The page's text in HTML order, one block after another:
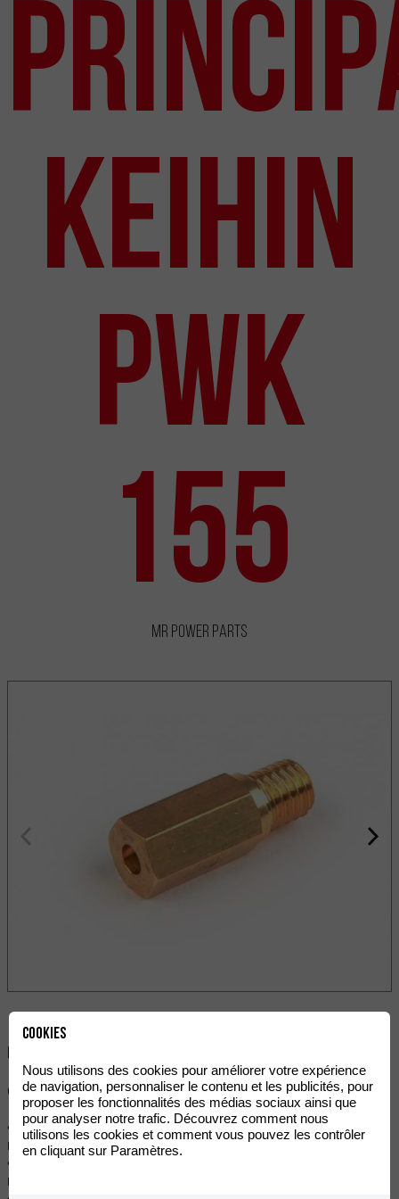
KEIHIN
PWK
155
MR Power Parts
Gicleur Principal KEIHIN PWK-155.
• Fabriqué avec la plus grande précision, il offrent la sécurité
nécessaire pour entraîner un moteur puissant et précieux.
• Peut être utilisé sur toutes les séries PWK Keihin de 28-41
mm et leurs dérivés (Koso, OKO, Stage6, Motoforce, etc).
Cookies
Nous utilisons des cookies pour améliorer votre expérience
de navigation, personnaliser le contenu et les publicités, pour
proposer les fonctionnalités des médias sociaux ainsi que
pour analyser notre trafic. Découvrez comment nous
utilisons les cookies et comment vous pouvez les contrôler
en cliquant sur Paramètres.